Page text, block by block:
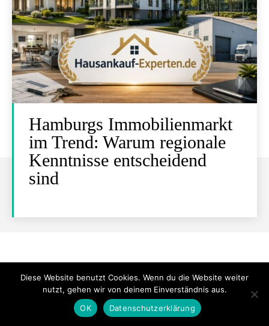
Hamburgs Immobilienmarkt
im Trend: Warum regionale
Kenntnisse entscheidend
sind
Rechtliches
Diese Website benutzt Cookies. Wenn du die Website weiter
nutzt, gehen wir von deinem Einverständnis aus.
OK
Datenschutzerklärung